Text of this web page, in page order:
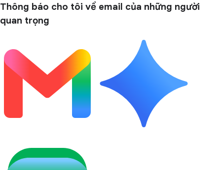
Thông báo cho tôi về email của những người
quan trọng